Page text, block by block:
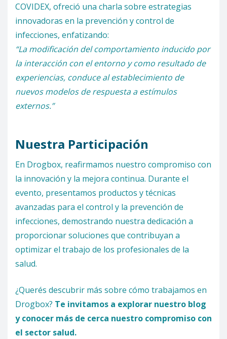
COVIDEX, ofreció una charla sobre estrategias
innovadoras en la prevención y control de
infecciones, enfatizando:
“La modificación del comportamiento inducido por
la interacción con el entorno y como resultado de
experiencias, conduce al establecimiento de
nuevos modelos de respuesta a estímulos
externos.”
Nuestra Participación
En Drogbox, reafirmamos nuestro compromiso con
la innovación y la mejora continua. Durante el
evento, presentamos productos y técnicas
avanzadas para el control y la prevención de
infecciones, demostrando nuestra dedicación a
proporcionar soluciones que contribuyan a
optimizar el trabajo de los profesionales de la
salud.
¿Querés descubrir más sobre cómo trabajamos en
Drogbox? Te invitamos a explorar nuestro blog
y conocer más de cerca nuestro compromiso con
el sector salud.